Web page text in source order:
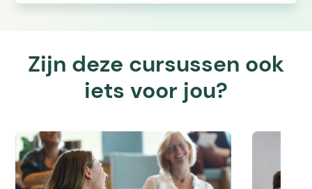
Zijn deze cursussen ook
iets voor jou?